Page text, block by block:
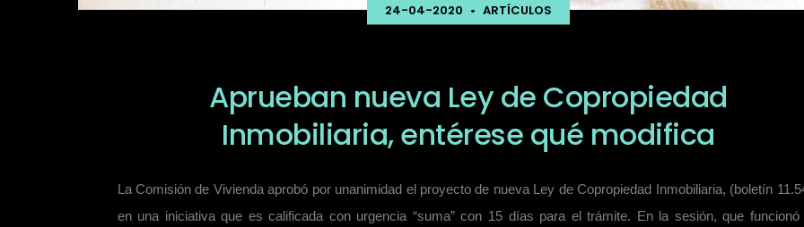
24-04-2020 • ARTÍCULOS
Aprueban nueva Ley de Copropiedad
Inmobiliaria, entérese qué modifica
La Comisión de Vivienda aprobó por unanimidad el proyecto de nueva Ley de Copropiedad Inmobiliaria, (boletín
en una iniciativa que es calificada con urgencia “suma” con 15 días para el trámite. En la sesión, que funcionó